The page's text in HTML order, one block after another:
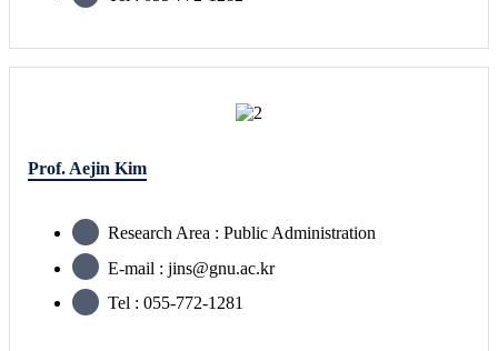
Prof. Aejin Kim
Research Area : Public Administration
E-mail : jins@gnu.ac.kr
Tel : 055-772-1281